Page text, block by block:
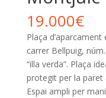
19.000€
Plaça
carrer Bellpuig,
“illa verda”. Plaça
protegit per la paret
Espai ampli per